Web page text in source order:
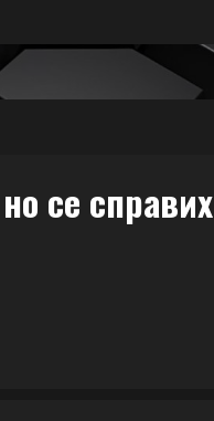
се справих